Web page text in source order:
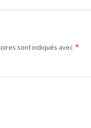
sont indiqués avec *